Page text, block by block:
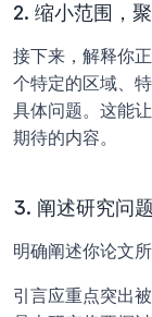
2. 缩小范围，
接下来，解释你
个特定的区域、
具体问题。这能
期待的内容。
3. 阐述研究问
明确阐述你论文
引言应重点突出